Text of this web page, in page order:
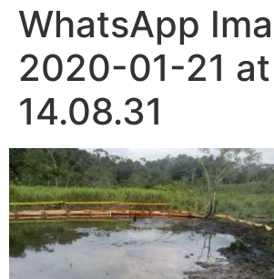
WhatsApp
2020-01-21 at
14.08.31